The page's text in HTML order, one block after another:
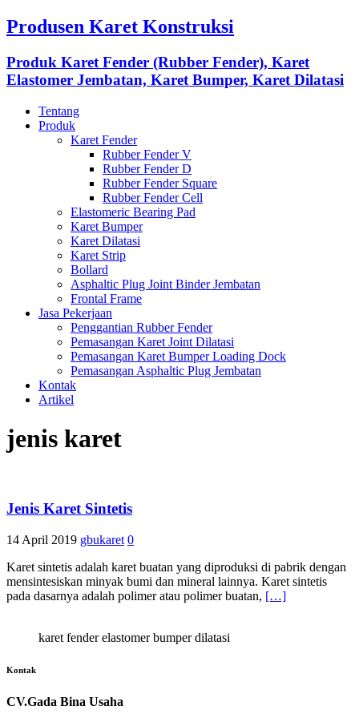
Produsen Karet Konstruksi
Produk Karet Fender (Rubber Fender), Karet
Elastomer Jembatan, Karet Bumper, Karet Dilatasi
Tentang
Produk
Karet Fender
Rubber Fender V
Rubber Fender D
Rubber Fender Square
Rubber Fender Cell
Elastomeric Bearing Pad
Karet Bumper
Karet Dilatasi
Karet Strip
Bollard
Asphaltic Plug Joint Binder Jembatan
Frontal Frame
Jasa Pekerjaan
Penggantian Rubber Fender
Pemasangan Karet Joint Dilatasi
Pemasangan Karet Bumper Loading Dock
Pemasangan Asphaltic Plug Jembatan
Kontak
Artikel
jenis karet
Jenis Karet Sintetis
14 April 2019 gbukaret 0
Karet sintetis adalah karet buatan yang diproduksi di pabrik dengan
mensintesiskan minyak bumi dan mineral lainnya. Karet sintetis
pada dasarnya adalah polimer atau polimer buatan, […]
karet fender elastomer bumper dilatasi
Kontak
CV.Gada Bina Usaha